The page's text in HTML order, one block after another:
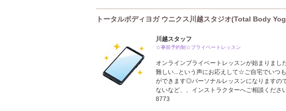
トータルボディヨガ ウニクス川越スタジオ(Total Body
川越スタッフ
☆事前予約制☆プライベートレッスン
オンラインプライベートレッスンが始まりま
難しい...という声にお応えして☆ご自宅でいつ
ができます◎パーソナルレッスンになりますの
ないなど、、インストラクターへご相談くださ
8773